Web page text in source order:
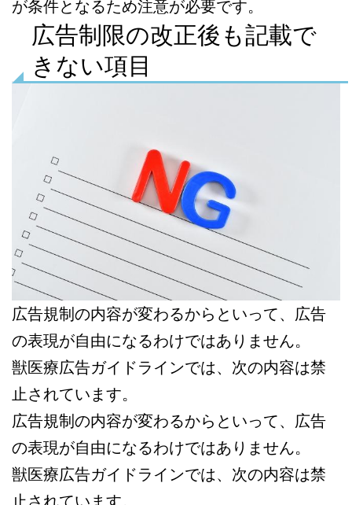
が条件となるため注意が必要です。
広告制限の改正後も記載で
きない項目
広告規制の内容が変わるからといって、広告
の表現が自由になるわけではありません。
獣医療広告ガイドラインでは、次の内容は禁
止されています。
広告規制の内容が変わるからといって、広告
の表現が自由になるわけではありません。
獣医療広告ガイドラインでは、次の内容は禁
止されています。